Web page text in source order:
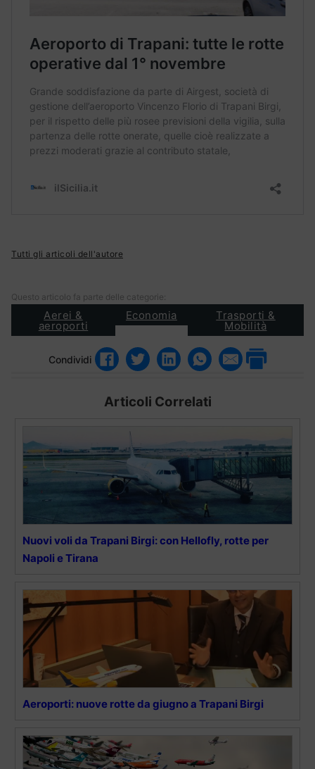
Tutti gli articoli dell'autore
Questo articolo fa parte delle categorie:
Aerei &
aeroporti
Economia Trasporti &
Mobilità
Condividi
Articoli Correlati
Nuovi voli da Trapani Birgi: con Hellofly, rotte per
Napoli e Tirana
Aeroporti: nuove rotte da giugno a Trapani Birgi